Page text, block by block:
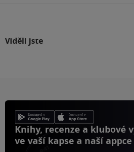
Viděli jste
Knihy, recenze a klubové
ve vaší kapse a naší appce